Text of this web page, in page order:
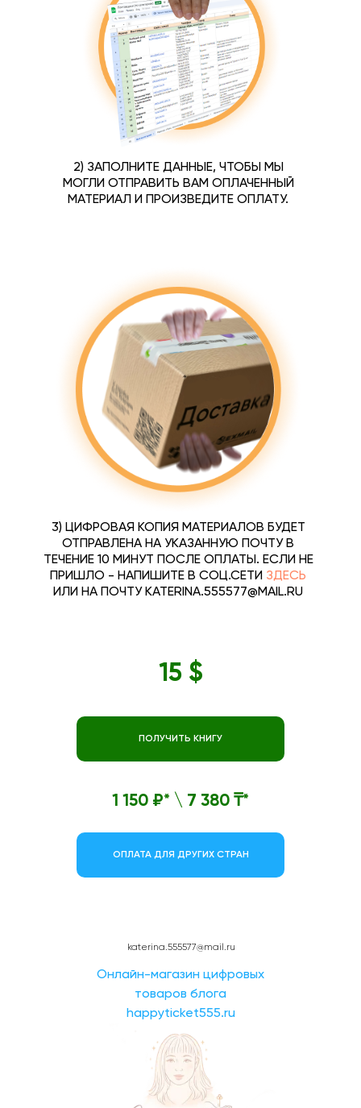
3) ЦИФРОВАЯ КОПИЯ МАТЕРИАЛОВ БУДЕТ
ОТПРАВЛЕНА НА УКАЗАННУЮ ПОЧТУ В
ТЕЧЕНИЕ 10 МИНУТ ПОСЛЕ ОПЛАТЫ. ЕСЛИ НЕ
ПРИШЛО - НАПИШИТЕ В СОЦ.СЕТИ ЗДЕСЬ
ИЛИ НА ПОЧТУ KATERINA.555577@MAIL.RU
2) ЗАПОЛНИТЕ ДАННЫЕ, ЧТОБЫ МЫ
МОГЛИ ОТПРАВИТЬ ВАМ ОПЛАЧЕННЫЙ
МАТЕРИАЛ И ПРОИЗВЕДИТЕ ОПЛАТУ.
ПОЛУЧИТЬ КНИГУ
15 $
ОПЛАТА ДЛЯ ДРУГИХ СТРАН
1 150 ₽* \ 7 380 ₸*
Онлайн-магазин цифровых
товаров блога
happyticket555.ru
katerina.555577@mail.ru